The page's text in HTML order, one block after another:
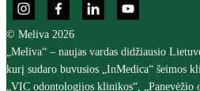
© Meliva 2026
„Meliva“ – naujas vardas didžiausio
kurį sudaro buvusios „InMedica“ šeimos
„VIC odontologijos klinikos“, „Panevėžio